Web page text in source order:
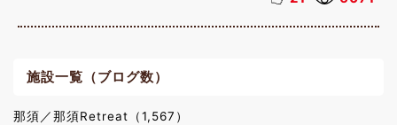
施設一覧（ブログ数）
那須／那須Retreat（1,567）